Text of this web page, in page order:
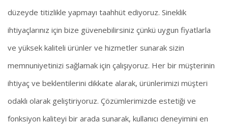
düzeyde titizlikle yapmayı taahhüt ediyoruz. Sineklik
ihtiyaçlarınız için bize güvenebilirsiniz çünkü uygun fiyatlarla
ve yüksek kaliteli ürünler ve hizmetler sunarak sizin
memnuniyetinizi sağlamak için çalışıyoruz. Her bir müşterinin
ihtiyaç ve beklentilerini dikkate alarak, ürünlerimizi müşteri
odaklı olarak geliştiriyoruz. Çözümlerimizde estetiği ve
fonksiyon kaliteyi bir arada sunarak, kullanıcı deneyimini en